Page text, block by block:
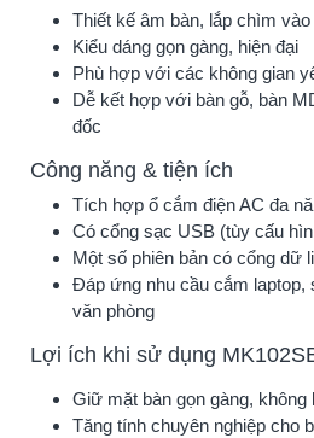
Thiết kế âm bàn, lắp chìm
Kiểu dáng gọn gàng, hiện đại
Phù hợp với các không gian
Dễ kết hợp với bàn gỗ, bàn
đốc
Công năng & tiện ích
Tích hợp ổ cắm điện AC đa
Có cổng sạc USB (tùy cấu
Một số phiên bản có cổng dữ
Đáp ứng nhu cầu cắm laptop,
văn phòng
Lợi ích khi sử dụng
Giữ mặt bàn gọn gàng, không
Tăng tính chuyên nghiệp cho